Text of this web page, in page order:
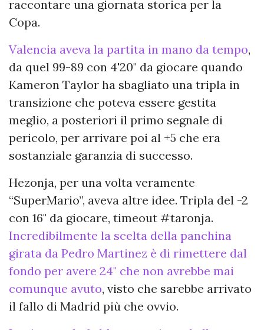
raccontare una giornata storica per la
Copa.
Valencia aveva la partita in mano da tempo,
da quel 99-89 con 4'20" da giocare quando
Kameron Taylor ha sbagliato una tripla in
transizione che poteva essere gestita
meglio, a posteriori il primo segnale di
pericolo, per arrivare poi al +5 che era
sostanziale garanzia di successo.
Hezonja, per una volta veramente
“SuperMario”, aveva altre idee. Tripla del -2
con 16" da giocare, timeout #taronja.
Incredibilmente la scelta della panchina
girata da Pedro Martinez è di rimettere dal
fondo per avere 24" che non avrebbe mai
comunque avuto, visto che sarebbe arrivato
il fallo di Madrid più che ovvio.